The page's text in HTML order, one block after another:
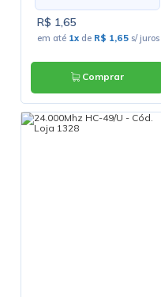
R$ 1,65
em até 1x de R$ 1,65 s/ juros
Comprar